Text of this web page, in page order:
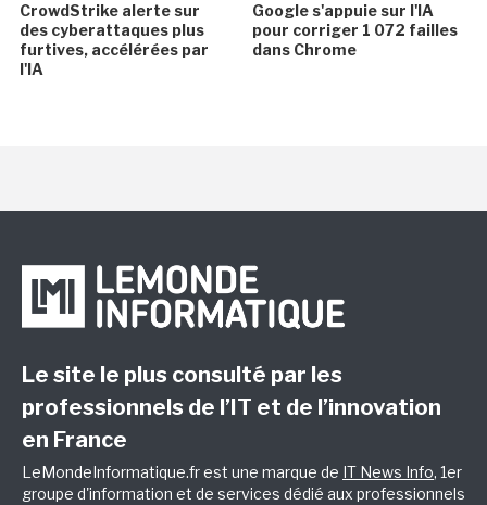
CrowdStrike alerte sur
des cyberattaques plus
furtives, accélérées par
l'IA
Google s'appuie sur l'IA
pour corriger 1 072 failles
dans Chrome
Le site le plus consulté par les
professionnels de l’IT et de l’innovation
en France
LeMondeInformatique.fr est une marque de IT News Info, 1er
groupe d'information et de services dédié aux professionnels